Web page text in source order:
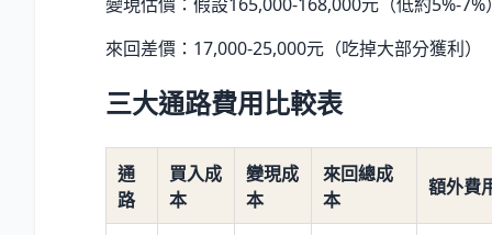
來回差價：17,000-25,000元（吃掉大部分獲利）
三大通路費用比較表
通
路
買入成
本
變現成
本
來回總成
本
額外費